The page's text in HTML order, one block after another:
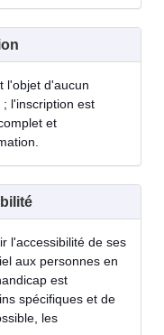
l'objet d'aucun
l'inscription est
et
l'accessibilité de ses
aux personnes en
est
spécifiques et de
les